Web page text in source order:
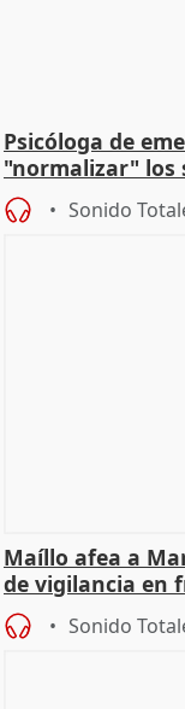
Psicóloga de
"normalizar" los
Sonido
Maíllo afea a
de vigilancia en
Sonido